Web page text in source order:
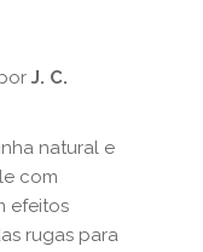
J. C.
natural e
com
efeitos
rugas para